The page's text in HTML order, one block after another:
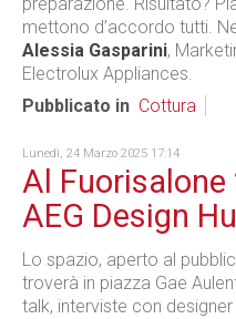
mettono d’accordo tutti.
Alessia Gasparini,
Electrolux Appliances.
Pubblicato in Cottura
Lunedì, 24 Marzo 2025 17:14
Al Fuorisalone
AEG Design
Lo spazio, aperto al
troverà in piazza Gae
talk, interviste con